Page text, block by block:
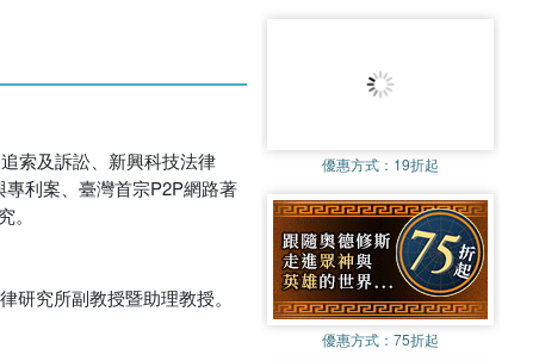
索及訴訟、新興科技法律
利案、臺灣首宗P2P網路著
究所副教授暨助理教授。
優惠方式： 19折起
優惠方式： 75折起